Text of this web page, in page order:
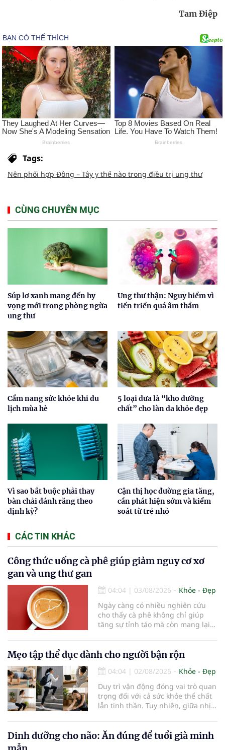
Tam Điệp
Tags:
Nên phối hợp Đông – Tây y thế nào trong điều trị ung thư
CÙNG CHUYÊN MỤC
Súp lơ xanh mang đến hy
vọng mới trong phòng ngừa
ung thư
Ung thư thận: Nguy hiểm vì
tiến triển quá âm thầm
Cẩm nang sức khỏe khi du
lịch mùa hè
5 loại dưa là “kho dưỡng
chất” cho làn da khỏe đẹp
Vì sao bắt buộc phải thay
bàn chải đánh răng theo
định kỳ?
Cận thị học đường gia tăng,
cần phát hiện sớm và kiểm
soát từ trẻ nhỏ
CÁC TIN KHÁC
Công thức uống cà phê giúp giảm nguy cơ xơ
gan và ung thư gan
04:04 | 03/08/2026
Khỏe - Đẹp
Ngày càng có nhiều nghiên cứu
cho thấy cà phê không chỉ giúp
tăng sự tỉnh táo mà còn mang lại
đóng vai trò lọc độc tố, chuyển hóa
thuốc và dự trữ nhiều vitamin,
khoáng chất thiết yếu nhưng cũng
rất dễ bị tổn thương…
Mẹo tập thể dục dành cho người bận rộn
04:04 | 02/08/2026
Khỏe - Đẹp
Duy trì vận động đóng vai trò quan
trọng đối với cả sức khỏe thể chất
lẫn tinh thần. Tuy nhiên, giữa nhịp
cho các hoạt động tập luyện
thường trở thành một thách thức
Dinh dưỡng cho não: Ăn đúng để tuổi già minh